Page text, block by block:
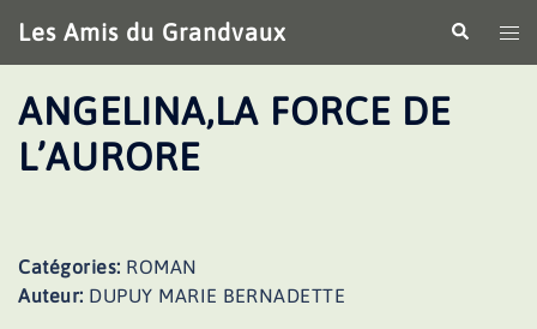
au
contenu
Les Amis du Grandvaux
le
ANGELINA,LA FORCE DE
L’AURORE
Catégories: ROMAN
Auteur: DUPUY MARIE BERNADETTE